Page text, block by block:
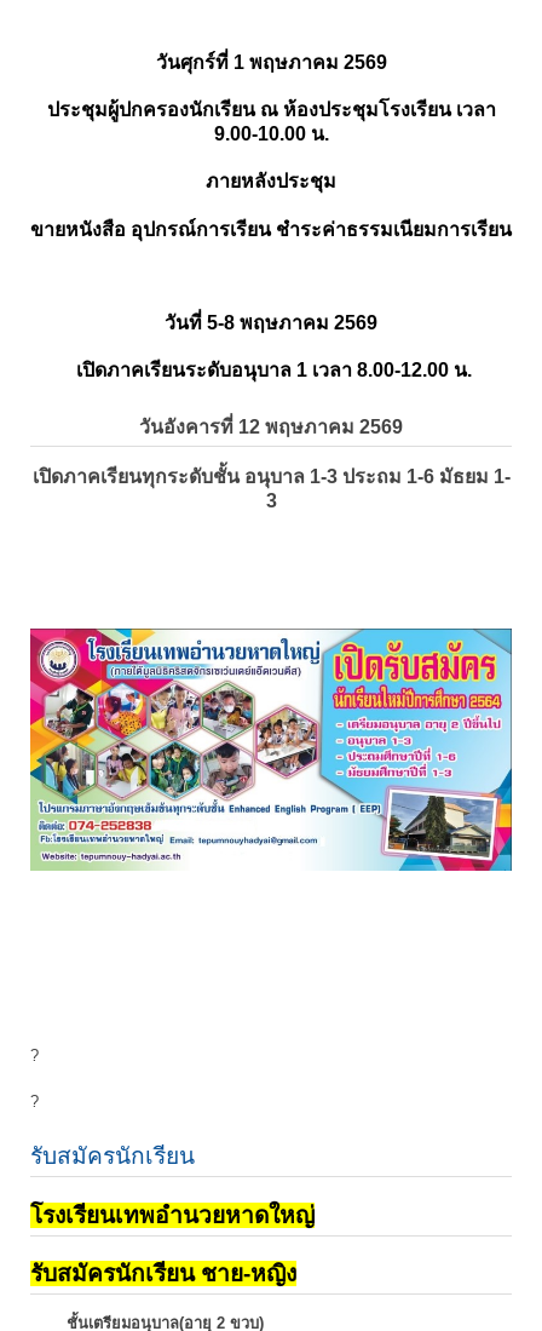
วันศุกร์ที่ 1 พฤษภาคม 2569
ประชุมผู้ปกครองนักเรียน ณ ห้องประชุมโรงเรียน เวลา
9.00-10.00 น.
ภายหลังประชุม
ขายหนังสือ อุปกรณ์การเรียน ชำระค่าธรรมเนียมการเรียน
วันที่ 5-8 พฤษภาคม 2569
เปิดภาคเรียนระดับอนุบาล 1 เวลา 8.00-12.00 น.
วันอังคารที่ 12 พฤษภาคม 2569
เปิดภาคเรียนทุกระดับชั้น อนุบาล 1-3 ประถม 1-6 มัธยม 1-
3
?
?
รับสมัครนักเรียน
โรงเรียนเทพอำนวยหาดใหญ่
รับสมัครนักเรียน ชาย-หญิง
ชั้นเตรียมอนุบาล(อายุ 2 ขวบ)